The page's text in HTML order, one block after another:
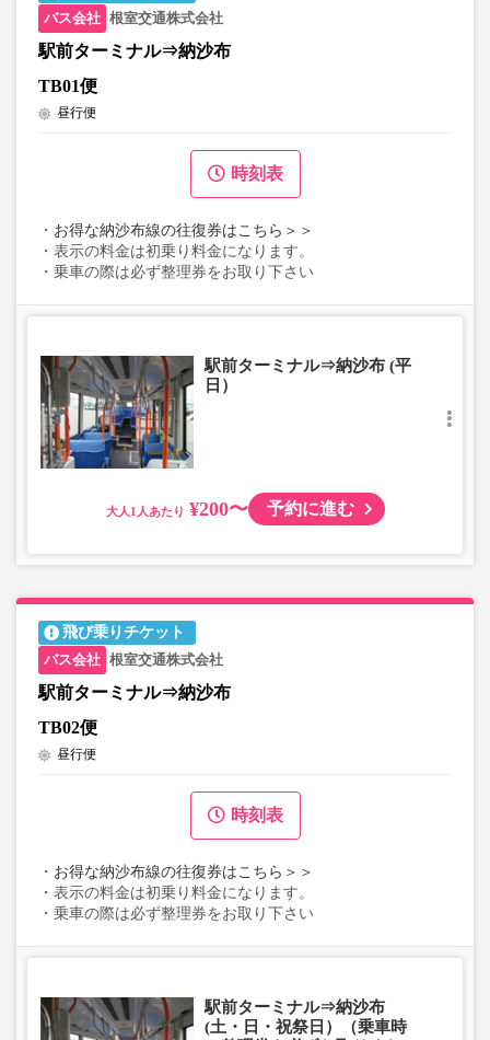
根室交通株式会社
駅前ターミナル⇒納沙布
TB01便
昼行便
時刻表
・ お得な納沙布線の往復券はこちら＞＞
・表示の料金は初乗り料金になります。
・乗車の際は必ず整理券をお取り下さい
駅前ターミナル⇒納沙布 (平
日）
大人 ¥200〜 予約に進む
飛び乗りチケット
根室交通株式会社
駅前ターミナル⇒納沙布
TB02便
昼行便
時刻表
・ お得な納沙布線の往復券はこちら＞＞
・表示の料金は初乗り料金になります。
・乗車の際は必ず整理券をお取り下さい
駅前ターミナル⇒納沙布
(土・日・祝祭日）（乗車時